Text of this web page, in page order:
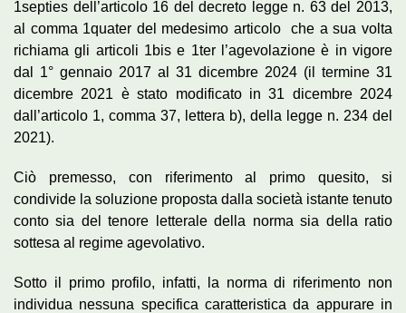
1­septies dell’articolo 16 del decreto legge n. 63 del 2013,
al comma 1­quater del medesimo articolo ­ che a sua volta
richiama gli articoli 1­bis e 1­ter l’agevolazione è in vigore
dal 1° gennaio 2017 al 31 dicembre 2024 (il termine 31
dicembre 2021 è stato modificato in 31 dicembre 2024
dall’articolo 1, comma 37, lettera b), della legge n. 234 del
2021).
Ciò premesso, con riferimento al primo quesito, si
condivide la soluzione proposta dalla società istante tenuto
conto sia del tenore letterale della norma sia della ratio
sottesa al regime agevolativo.
Sotto il primo profilo, infatti, la norma di riferimento non
individua nessuna specifica caratteristica da appurare in